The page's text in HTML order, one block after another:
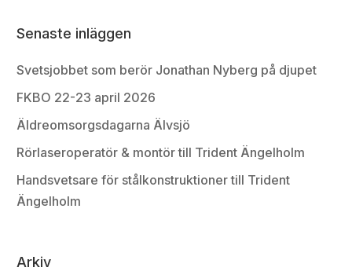
Senaste inläggen
Svetsjobbet som berör Jonathan Nyberg på djupet
FKBO 22-23 april 2026
Äldreomsorgsdagarna Älvsjö
Rörlaseroperatör & montör till Trident Ängelholm
Handsvetsare för stålkonstruktioner till Trident
Ängelholm
Arkiv